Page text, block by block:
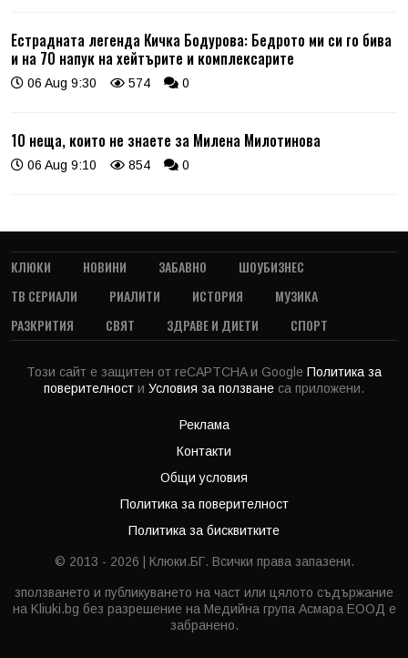
Естрадната легенда Кичка Бодурова: Бедрото ми си го бива
и на 70 напук на хейтърите и комплексарите
06 Aug 9:30 574 0
10 неща, които не знаете за Милена Милотинова
06 Aug 9:10 854 0
КЛЮКИ НОВИНИ ЗАБАВНО
ШОУБИЗНЕС
ТВ СЕРИАЛИ
РИАЛИТИ ИСТОРИЯ
МУЗИКА
РАЗКРИТИЯ
СВЯТ ЗДРАВЕ И ДИЕТИ СПОРТ
Този сайт е защитен от reCAPTCHA и Google Политика за
поверителност и Условия за ползване са приложени.
Реклама
Контакти
Общи условия
Политика за поверителност
Политика за бисквитките
© 2013 - 2026 | Клюки.БГ. Всички права запазени.
зползването и публикуването на част или цялото съдържание
на Kliuki.bg без разрешение на Медийна група Асмара ЕООД е
забранено.